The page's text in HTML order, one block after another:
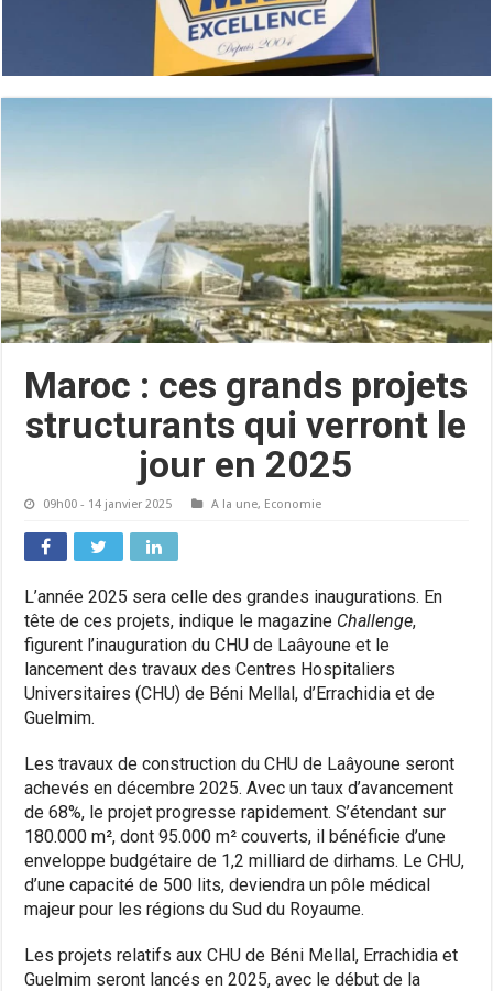
Maroc : ces grands projets
structurants qui verront le
jour en 2025
09h00 - 14 janvier 2025 A la une, Economie
L’année 2025 sera celle des grandes inaugurations. En
tête de ces projets, indique le magazine Challenge,
figurent l’inauguration du CHU de Laâyoune et le
lancement des travaux des Centres Hospitaliers
Universitaires (CHU) de Béni Mellal, d’Errachidia et de
Guelmim.
Les travaux de construction du CHU de Laâyoune seront
achevés en décembre 2025. Avec un taux d’avancement
de 68%, le projet progresse rapidement. S’étendant sur
180.000 m², dont 95.000 m² couverts, il bénéficie d’une
enveloppe budgétaire de 1,2 milliard de dirhams. Le CHU,
d’une capacité de 500 lits, deviendra un pôle médical
majeur pour les régions du Sud du Royaume.
Les projets relatifs aux CHU de Béni Mellal, Errachidia et
Guelmim seront lancés en 2025, avec le début de la